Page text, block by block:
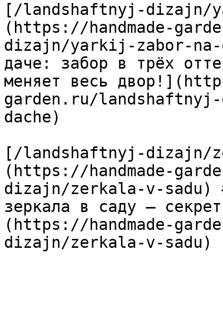
[/landshaftnyj-dizajn/
(https://handmade-
dizajn/yarkij-zabor-na-
даче: забор в трёх
меняет весь
garden.ru/
dache)
[/landshaftnyj-dizajn/
(https://handmade-
dizajn/zerkala-v-sadu)
зеркала в саду —
(https://handmade-